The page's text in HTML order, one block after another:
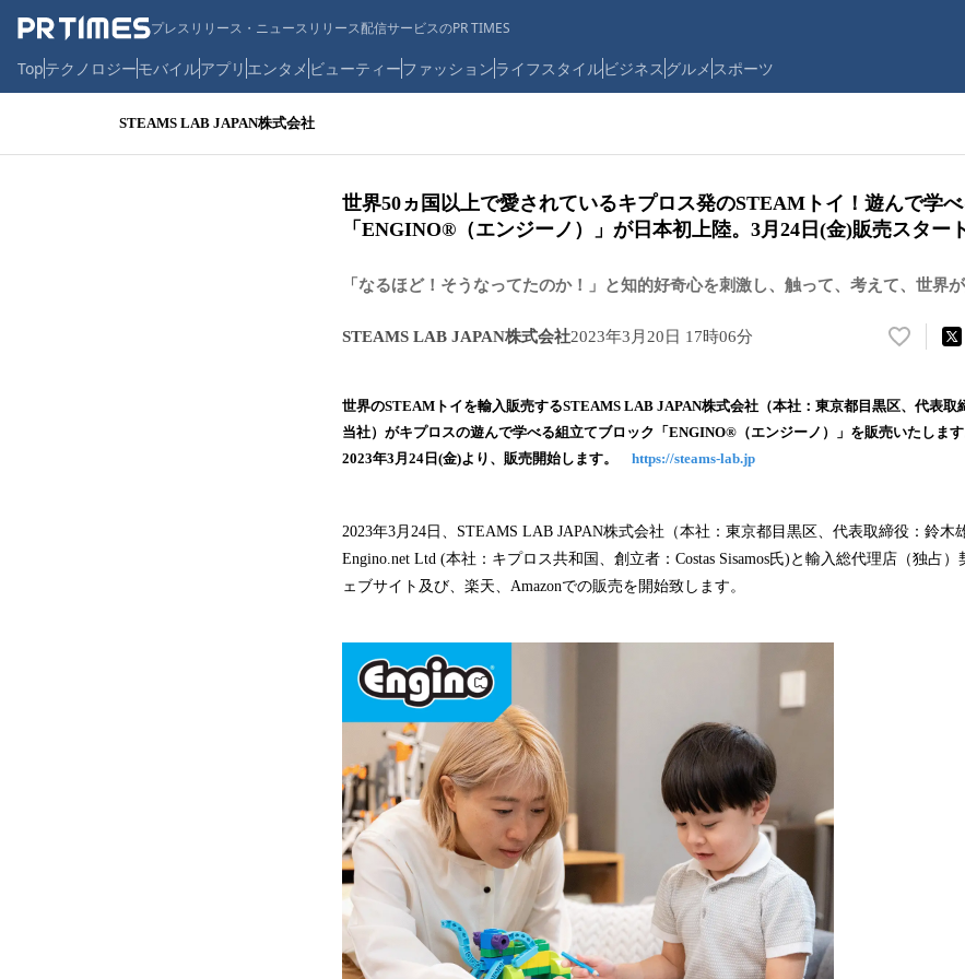
プレスリリース・ニュースリリース配信サービスのPR TIMES
Topテクノロジーモバイルアプリ エンタメ ビューティーファッションライフスタイルビジネス グルメ スポーツ
STEAMS LAB JAPAN株式会社
世界50ヵ国以上で愛されているキプロス発のSTEAMトイ！遊んで学
「ENGINO®（エンジーノ）」が日本初上陸。3月24日(金)販売スター
「なるほど！そうなってたのか！」と知的好奇心を刺激し、触って、考えて、世界
STEAMS LAB JAPAN株式会社2023年3月20日 17時06分
い
！
数
込
み
世界のSTEAMトイを輸入販売するSTEAMS LAB JAPAN株式会社（本社：東京都目黒区、代表取
当社）がキプロスの遊んで学べる組立てブロック「ENGINO®（エンジーノ）」を販売いたします
2023年3月24日(金)より、販売開始します。 https://steams-lab.jp
2023年3月24日、STEAMS LAB JAPAN株式会社（本社：東京都目黒区、代表取締役：鈴木
Engino.net Ltd (本社：キプロス共和国、創立者：Costas Sisamos氏)と輸入総代理店（独占
ェブサイト及び、楽天、Amazonでの販売を開始致します。